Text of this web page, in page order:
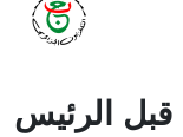
الرئيس